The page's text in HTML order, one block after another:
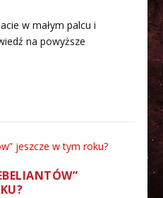
2018 W
| KONKURS
CZYLI
S04E14-15 |
S04E12-13 |
w małym palcu i
na powyższe